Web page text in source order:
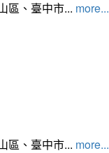
區、臺中市... more...
區、臺中市... more...